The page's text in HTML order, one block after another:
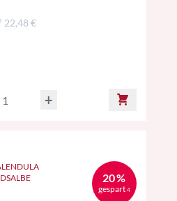
inkl. MwSt. ggf. zzgl. Versand
22,48 €
inkl. MwSt. ggf. zzgl. Versand
+
20 %
gespart 4